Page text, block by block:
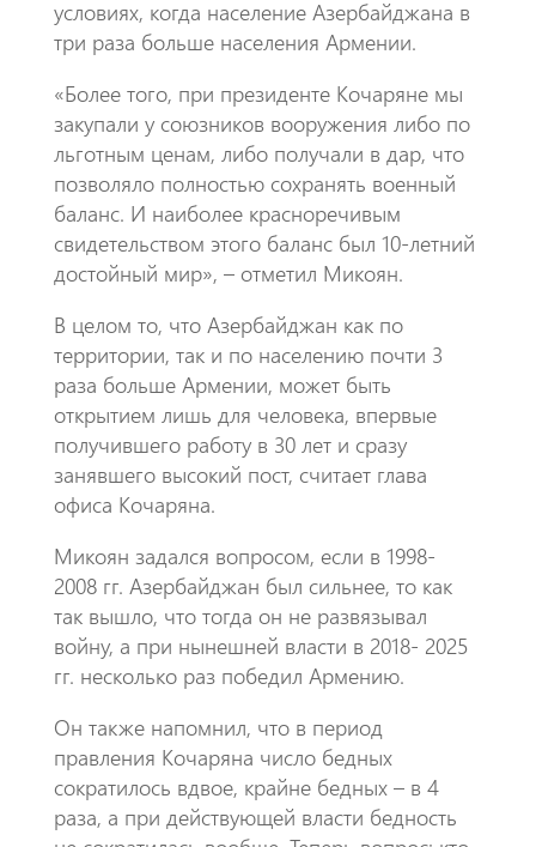
условиях, когда население Азербайджана в
три раза больше населения Армении.
«Более того, при президенте Кочаряне мы
закупали у союзников вооружения либо по
льготным ценам, либо получали в дар, что
позволяло полностью сохранять военный
баланс. И наиболее красноречивым
свидетельством этого баланс был 10-летний
достойный мир», – отметил Микоян.
В целом то, что Азербайджан как по
территории, так и по населению почти 3
раза больше Армении, может быть
открытием лишь для человека, впервые
получившего работу в 30 лет и сразу
занявшего высокий пост, считает глава
офиса Кочаряна.
Микоян задался вопросом, если в 1998-
2008 гг. Азербайджан был сильнее, то как
так вышло, что тогда он не развязывал
войну, а при нынешней власти в 2018- 2025
гг. несколько раз победил Армению.
Он также напомнил, что в период
правления Кочаряна число бедных
сократилось вдвое, крайне бедных – в 4
раза, а при действующей власти бедность